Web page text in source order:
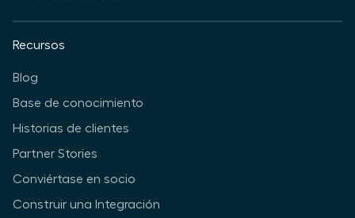
Recursos
Blog
Base de conocimiento
Historias de clientes
Partner Stories
Conviértase en socio
Construir una Integración